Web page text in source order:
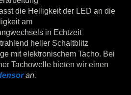
die Helligkeit der LED an die
am
in Echtzeit
heller Schaltblitz
mit elektronischem Tacho. Bei
Tachowelle bieten wir einen
an.